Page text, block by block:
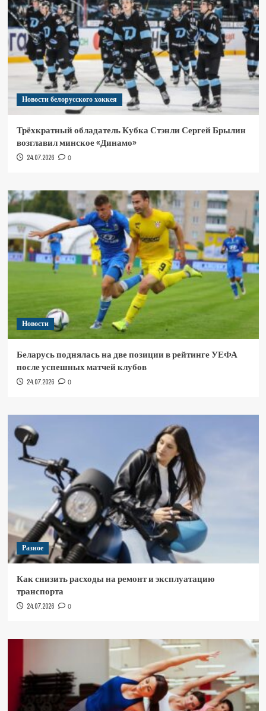
Новости белорусского хоккея
Трёхкратный обладатель Кубка Стэнли Сергей Брылин
возглавил минское «Динамо»
24.07.2026 0
Новости
Беларусь поднялась на две позиции в рейтинге УЕФА
после успешных матчей клубов
24.07.2026 0
Разное
Как снизить расходы на ремонт и эксплуатацию
транспорта
24.07.2026 0